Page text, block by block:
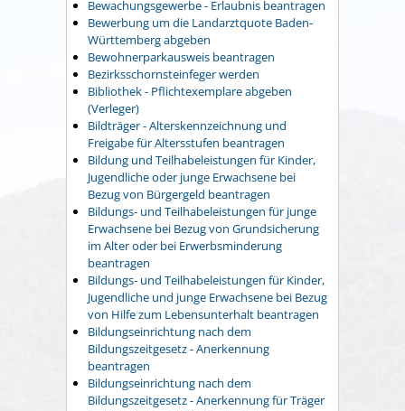
Bewachungsgewerbe - Erlaubnis beantragen
Bewerbung um die Landarztquote Baden-
Württemberg abgeben
Bewohnerparkausweis beantragen
Bezirksschornsteinfeger werden
Bibliothek - Pflichtexemplare abgeben
(Verleger)
Bildträger - Alterskennzeichnung und
Freigabe für Altersstufen beantragen
Bildung und Teilhabeleistungen für Kinder,
Jugendliche oder junge Erwachsene bei
Bezug von Bürgergeld beantragen
Bildungs- und Teilhabeleistungen für junge
Erwachsene bei Bezug von Grundsicherung
im Alter oder bei Erwerbsminderung
beantragen
Bildungs- und Teilhabeleistungen für Kinder,
Jugendliche und junge Erwachsene bei Bezug
von Hilfe zum Lebensunterhalt beantragen
Bildungseinrichtung nach dem
Bildungszeitgesetz - Anerkennung
beantragen
Bildungseinrichtung nach dem
Bildungszeitgesetz - Anerkennung für Träger